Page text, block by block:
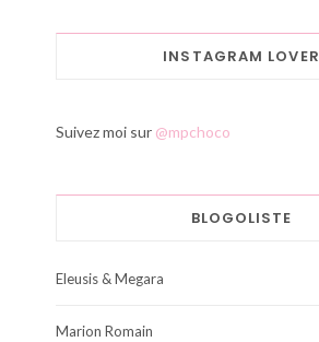
INSTAGRAM LOVER
Suivez moi sur @mpchoco
BLOGOLISTE
Eleusis & Megara
Marion Romain